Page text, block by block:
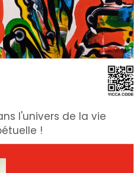
l'univers de la vie
!